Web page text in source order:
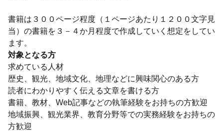
書籍は３００ページ程度（１ページあたり１２００文字見
当）の書籍を３－４か月程度で作成していく想定をしてい
ます。
対象となる方
求めている人材
歴史、観光、地域文化、地理などに興味関心のある方
読者にわかりやすく伝える文章を書ける方
書籍、教材、Web記事などの執筆経験をお持ちの方歓迎
地域振興、観光業界、教育分野等での実務経験をお持ちの
方歓迎